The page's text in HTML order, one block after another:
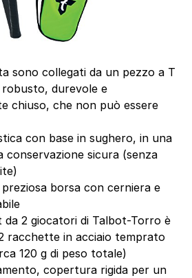
sono collegati da un pezzo a T
durevole e
chiuso, che non può essere
con base in sughero, in una
conservazione sicura (senza
borsa con cerniera e
da 2 giocatori di Talbot-Torro è
racchette in acciaio temprato
120 g di peso totale)
copertura rigida per un